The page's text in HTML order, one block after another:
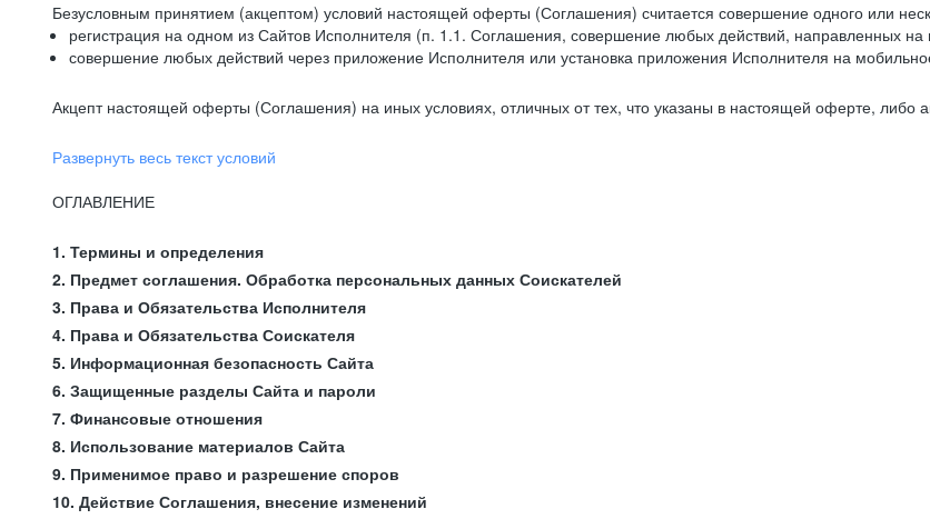
Безусловным принятием (акцептом) условий настоящей оферты (Соглашения) считается совершение одного или
регистрация на одном из Сайтов Исполнителя (п. 1.1. Соглашения, совершение любых действий, направленных на
совершение любых действий через приложение Исполнителя или установка приложения Исполнителя на
Акцепт настоящей оферты (Соглашения) на иных условиях, отличных от тех, что указаны в настоящей оферте, либо
Развернуть весь текст условий
ОГЛАВЛЕНИЕ
1. Термины и определения
2. Предмет соглашения. Обработка персональных данных Соискателей
3. Права и Обязательства Исполнителя
4. Права и Обязательства Соискателя
5. Информационная безопасность Сайта
6. Защищенные разделы Сайта и пароли
7. Финансовые отношения
8. Использование материалов Сайта
9. Применимое право и разрешение споров
10. Действие Соглашения, внесение изменений